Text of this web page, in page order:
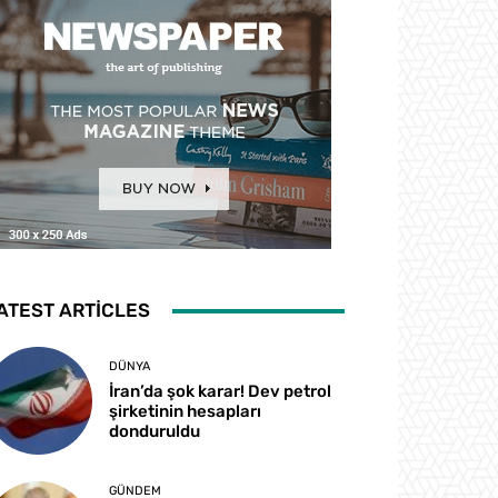
ARTICLES
DÜNYA
İran’da şok karar! Dev petrol
şirketinin hesapları
donduruldu
GÜNDEM